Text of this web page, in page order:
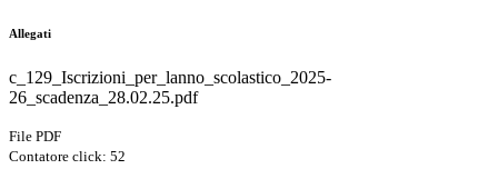
Allegati
c_129_Iscrizioni_per_lanno_scolastico_2025-
26_scadenza_28.02.25.pdf
File PDF
Contatore click: 52